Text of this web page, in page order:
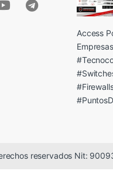
Access
Empresas
reservados Nit: